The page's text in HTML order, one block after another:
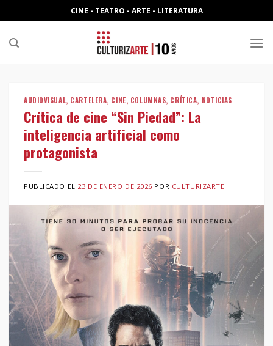
to
content
CINE - TEATRO - ARTE - LITERATURA
AUDIOVISUAL, CARTELERA, CINE, COLUMNAS, CRÍTICA, NOTICIAS
Crítica de cine “Sin Piedad”: La
inteligencia artificial como
protagonista
PUBLICADO EL 23 DE ENERO DE 2026 POR CULTURIZARTE